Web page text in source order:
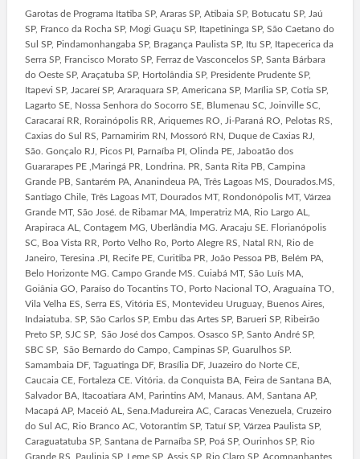
Garotas de Programa Itatiba SP, Araras SP, Atibaia SP, Botucatu SP, Jaú
SP, Franco da Rocha SP, Mogi Guaçu SP, Itapetininga SP, São Caetano do
Sul SP, Pindamonhangaba SP, Bragança Paulista SP, Itu SP, Itapecerica da
Serra SP, Francisco Morato SP, Ferraz de Vasconcelos SP, Santa Bárbara
do Oeste SP, Araçatuba SP, Hortolândia SP, Presidente Prudente SP,
Itapevi SP, Jacareí SP, Araraquara SP, Americana SP, Marília SP, Cotia SP,
Lagarto SE, Nossa Senhora do Socorro SE, Blumenau SC, Joinville SC,
Caracaraí RR, Rorainópolis RR, Ariquemes RO, Ji-Paraná RO, Pelotas RS,
Caxias do Sul RS, Parnamirim RN, Mossoró RN, Duque de Caxias RJ,
São. Gonçalo RJ, Picos PI, Parnaíba PI, Olinda PE, Jaboatão dos
Guararapes PE ,Maringá PR, Londrina. PR, Santa Rita PB, Campina
Grande PB, Santarém PA, Ananindeua PA, Três Lagoas MS, Dourados.MS,
Santiago Chile, Três Lagoas MT, Dourados MT, Rondonópolis MT, Várzea
Grande MT, São José. de Ribamar MA, Imperatriz MA, Rio Largo AL,
Arapiraca AL, Contagem MG, Uberlândia MG. Aracaju SE. Florianópolis
SC, Boa Vista RR, Porto Velho Ro, Porto Alegre RS, Natal RN, Rio de
Janeiro, Teresina .PI, Recife PE, Curitiba PR, João Pessoa PB, Belém PA,
Belo Horizonte MG. Campo Grande MS. Cuiabá MT, São Luís MA,
Goiânia GO, Paraíso do Tocantins TO, Porto Nacional TO, Araguaína TO,
Vila Velha ES, Serra ES, Vitória ES, Montevideu Uruguay, Buenos Aires,
Indaiatuba. SP, São Carlos SP, Embu das Artes SP, Barueri SP, Ribeirão
Preto SP, SJC SP, São José dos Campos. Osasco SP, Santo André SP,
SBC SP, São Bernardo do Campo, Campinas SP, Guarulhos SP.
Samambaia DF, Taguatinga DF, Brasília DF, Juazeiro do Norte CE,
Caucaia CE, Fortaleza CE. Vitória. da Conquista BA, Feira de Santana BA,
Salvador BA, Itacoatiara AM, Parintins AM, Manaus. AM, Santana AP,
Macapá AP, Maceió AL, Sena.Madureira AC, Caracas Venezuela, Cruzeiro
do Sul AC, Rio Branco AC, Votorantim SP, Tatuí SP, Várzea Paulista SP,
Caraguatatuba SP, Santana de Parnaíba SP, Poá SP, Ourinhos SP, Rio
Grande RS, Paulinia SP, Leme SP, Assis SP, Rio Claro SP, Acompanhantes